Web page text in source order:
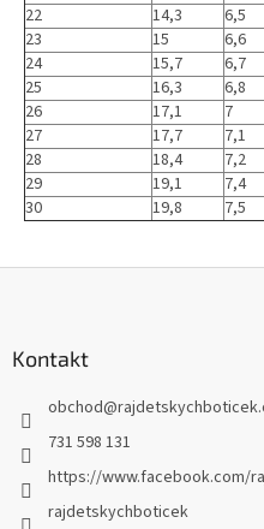
22
14,3
6,5
23
15
6,6
24
15,7
6,7
25
16,3
6,8
26
17,1
7
27
17,7
7,1
28
18,4
7,2
29
19,1
7,4
30
19,8 7,5
Kontakt
obchod@
731 598 131
https://www.facebook.com/
rajdetskychboticek